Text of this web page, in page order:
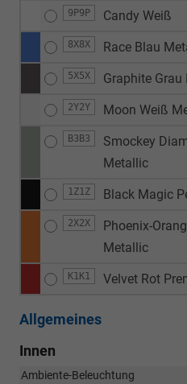
9P9P Candy Weiß
8X8X Race Blau
5X5X Graphite
2Y2Y Moon Weiß
B3B3
Smockey
Metallic
1Z1Z Black Magic
2X2X
Phoenix-
Metallic
K1K1 Velvet Rot
Allgemeines
Innen
Ambiente-Beleuchtung